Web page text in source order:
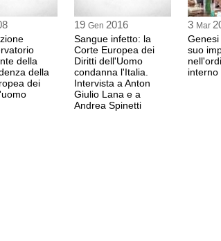
12:46 Durata: 1 min
GIORGIO GAJA
professore
12:47 Durata: 8 min
della
della
dei
19 Gen 2016
Sangue infetto: la
Corte Europea dei
Diritti dell'Uomo
condanna l'Italia.
Intervista a Anton
Giulio Lana e a
Andrea Spinetti
3 Mar
Genesi
suo
interno